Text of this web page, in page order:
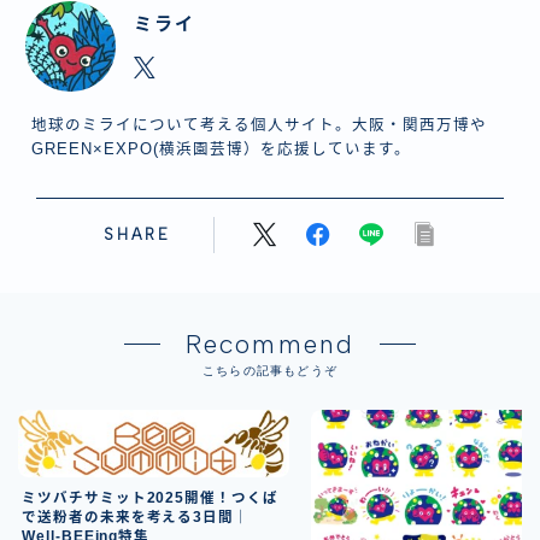
ミライ
地球のミライについて考える個人サイト。大阪・関西万博や
GREEN×EXPO(横浜園芸博）を応援しています。
SHARE
Recommend
こちらの記事もどうぞ
ミツバチサミット2025開催！つくば
で送粉者の未来を考える3日間｜
Well-BEEing特集